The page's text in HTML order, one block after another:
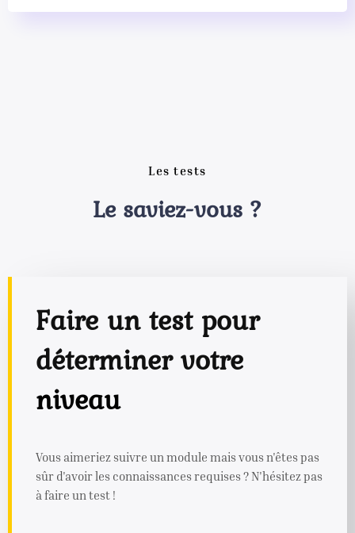
Les tests
Le saviez-vous ?
Faire un test pour
déterminer votre
niveau
Vous aimeriez suivre un module mais vous n'êtes pas
sûr d'avoir les connaissances requises ? N'hésitez pas
à faire un test !